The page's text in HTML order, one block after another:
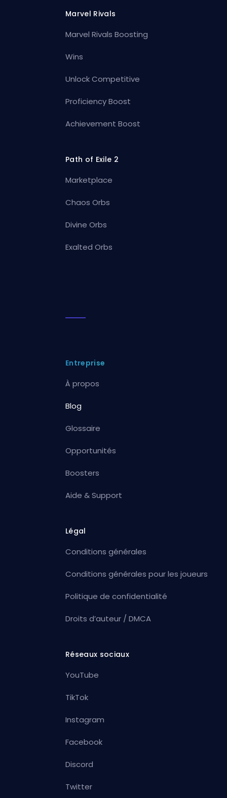
Marvel Rivals
Marvel Rivals Boosting
Wins
Unlock Competitive
Proficiency Boost
Achievement Boost
Path of Exile 2
Marketplace
Chaos Orbs
Divine Orbs
Exalted Orbs
Entreprise
À propos
Blog
Glossaire
Opportunités
Boosters
Aide & Support
Légal
Conditions générales
Conditions générales pour les joueurs
Politique de confidentialité
Droits d’auteur / DMCA
Réseaux sociaux
YouTube
TikTok
Instagram
Facebook
Discord
Twitter